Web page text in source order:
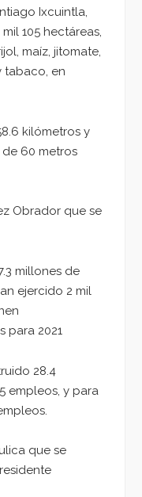
Ixcuintla,
105 hectáreas,
maíz, jitomate,
tabaco, en
kilómetros y
60 metros
Obrador que se
millones de
ejercido 2 mil
para 2021
28.4
empleos, y para
que se